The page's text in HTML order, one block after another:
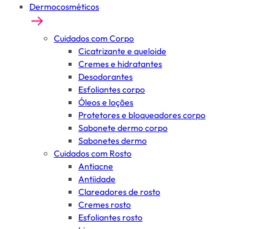
Dermocosméticos
Cuidados com Corpo
Cicatrizante e queloide
Cremes e hidratantes
Desodorantes
Esfoliantes corpo
Óleos e loções
Protetores e bloqueadores corpo
Sabonete dermo corpo
Sabonetes dermo
Cuidados com Rosto
Antiacne
Antiidade
Clareadores de rosto
Cremes rosto
Esfoliantes rosto